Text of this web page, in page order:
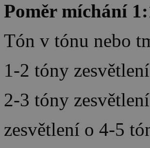
Poměr míchání
Tón v tónu nebo
1-2 tóny
2-3 tóny
zesvětlení o 4-5